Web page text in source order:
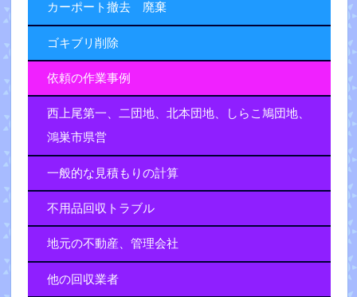
カーポート撤去 廃棄
ゴキブリ削除
依頼の作業事例
西上尾第一、二団地、北本団地、しらこ鳩団地、
鴻巣市県営
一般的な見積もりの計算
不用品回収トラブル
地元の不動産、管理会社
他の回収業者